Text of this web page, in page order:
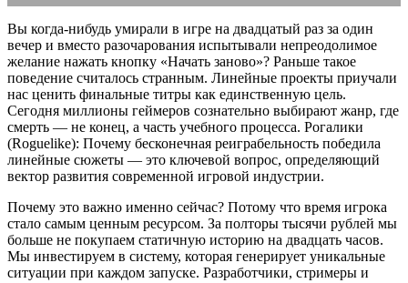
Вы когда-нибудь умирали в игре на двадцатый раз за один
вечер и вместо разочарования испытывали непреодолимое
желание нажать кнопку «Начать заново»? Раньше такое
поведение считалось странным. Линейные проекты приучали
нас ценить финальные титры как единственную цель.
Сегодня миллионы геймеров сознательно выбирают жанр, где
смерть — не конец, а часть учебного процесса. Рогалики
(Roguelike): Почему бесконечная реиграбельность победила
линейные сюжеты — это ключевой вопрос, определяющий
вектор развития современной игровой индустрии.
Почему это важно именно сейчас? Потому что время игрока
стало самым ценным ресурсом. За полторы тысячи рублей мы
больше не покупаем статичную историю на двадцать часов.
Мы инвестируем в систему, которая генерирует уникальные
ситуации при каждом запуске. Разработчики, стримеры и